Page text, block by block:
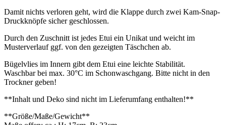
Damit nichts verloren geht, wird die Klappe durch zwei Kam-Snap-
Druckknöpfe sicher geschlossen.
Durch den Zuschnitt ist jedes Etui ein Unikat und weicht im
Musterverlauf ggf. von den gezeigten Täschchen ab.
Bügelvlies im Innern gibt dem Etui eine leichte Stabilität.
Waschbar bei max. 30°C im Schonwaschgang. Bitte nicht in den
Trockner geben!
**Inhalt und Deko sind nicht im Lieferumfang enthalten!**
**Größe/Maße/Gewicht**